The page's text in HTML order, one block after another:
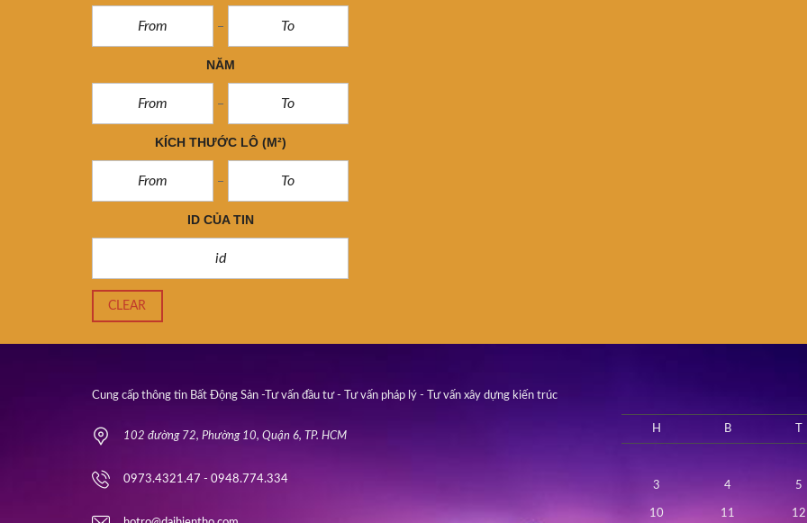
NĂM
KÍCH THƯỚC LÔ (M²)
ID CỦA TIN
CLEAR
Cung cấp thông tin Bất Động Sản -Tư vấn đầu tư - Tư vấn pháp lý - Tư vấn xây dựng kiến trúc
102 đường 72, Phường 10, Quận 6, TP. HCM
0973.4321.47 - 0948.774.334
H B
3 4 5
10 11 12